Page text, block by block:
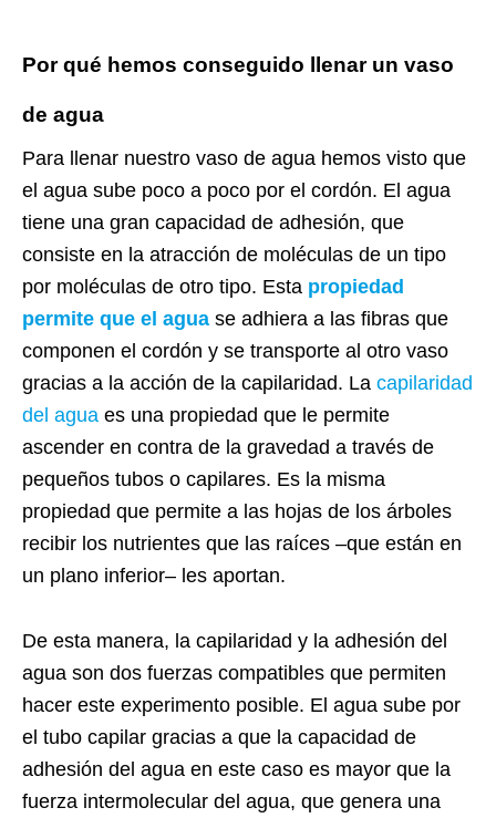
Por qué hemos conseguido llenar un vaso
de agua
Para llenar nuestro vaso de agua hemos visto que
el agua sube poco a poco por el cordón. El agua
tiene una gran capacidad de adhesión, que
consiste en la atracción de moléculas de un tipo
por moléculas de otro tipo. Esta propiedad
permite que el agua se adhiera a las fibras que
componen el cordón y se transporte al otro vaso
gracias a la acción de la capilaridad. La capilaridad
del agua es una propiedad que le permite
ascender en contra de la gravedad a través de
pequeños tubos o capilares. Es la misma
propiedad que permite a las hojas de los árboles
recibir los nutrientes que las raíces –que están en
un plano inferior– les aportan.
De esta manera, la capilaridad y la adhesión del
agua son dos fuerzas compatibles que permiten
hacer este experimento posible. El agua sube por
el tubo capilar gracias a que la capacidad de
adhesión del agua en este caso es mayor que la
fuerza intermolecular del agua, que genera una